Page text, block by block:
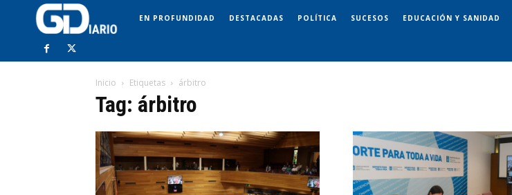
EN PROFUNDIDAD DESTACADAS POLÍTICA SUCESOS EDUCACIÓN Y SANIDAD
Inicio Etiquetas árbitro
Tag: árbitro